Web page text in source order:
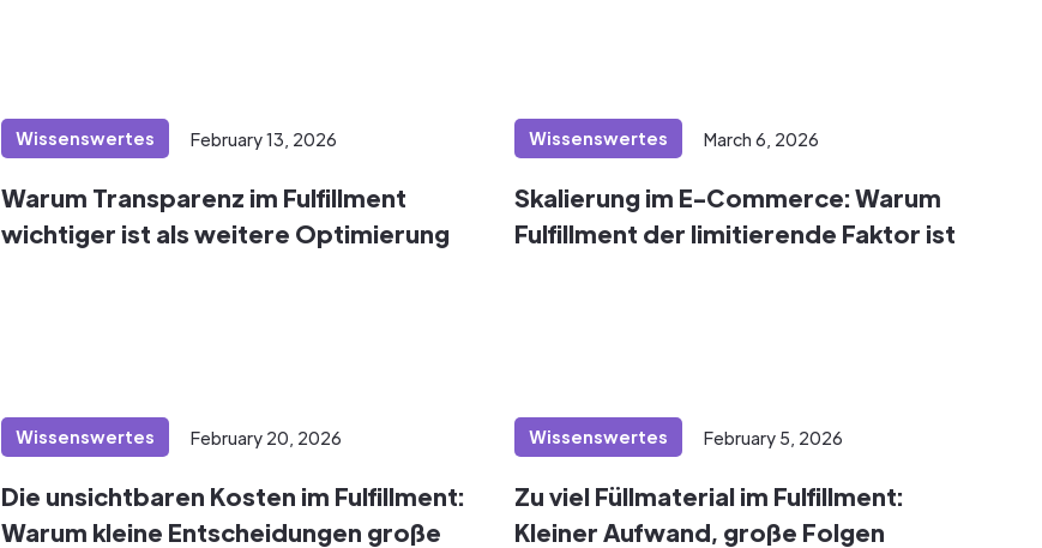
Wissenswertes February 13, 2026
Warum Transparenz im Fulfillment
wichtiger ist als weitere Optimierung
Wissenswertes March 6, 2026
Skalierung im E-Commerce: Warum
Fulfillment der limitierende Faktor ist
Wissenswertes February 20, 2026
Die unsichtbaren Kosten im Fulfillment:
Warum kleine Entscheidungen große
Wissenswertes February 5, 2026
Zu viel Füllmaterial im Fulfillment:
Kleiner Aufwand, große Folgen